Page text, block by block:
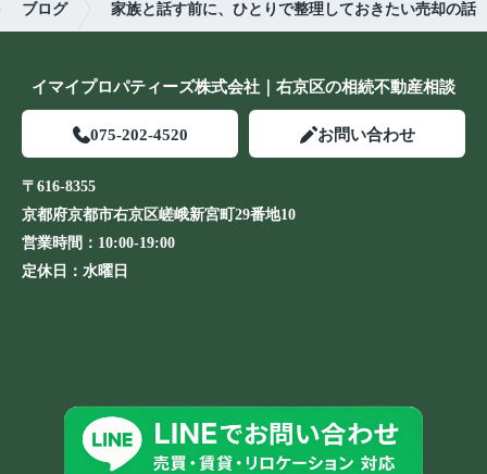
ブログ 家族と話す前に、ひとりで整理しておきたい売却の話
イマイプロパティーズ株式会社｜右京区の相続不動産相談
075-202-4520 お問い合わせ
〒616-8355
京都府京都市右京区嵯峨新宮町29番地10
営業時間： 10:00-19:00
定休日： 水曜日